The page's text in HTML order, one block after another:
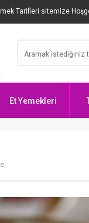
Tarifleri sitemize
Et Yemekleri